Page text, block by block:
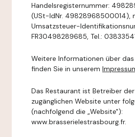
Handelsregisternummer:
(USt-IdNr. 49828968500014),
Umsatzsteuer-
FR30498289685, Tel.:
Weitere Informationen über
finden Sie in unserem
Das Restaurant ist Betreiber
zugänglichen Website unter
(nachfolgend die „Website"):
www.brasserielestrasbourg.fr.